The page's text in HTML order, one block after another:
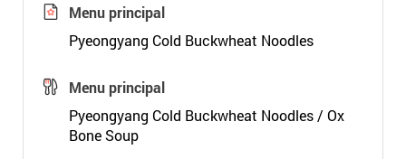
Menu principal
Pyeongyang Cold Buckwheat Noodles
Menu principal
Pyeongyang Cold Buckwheat Noodles / Ox
Bone Soup